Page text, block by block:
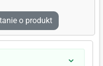
o produkt